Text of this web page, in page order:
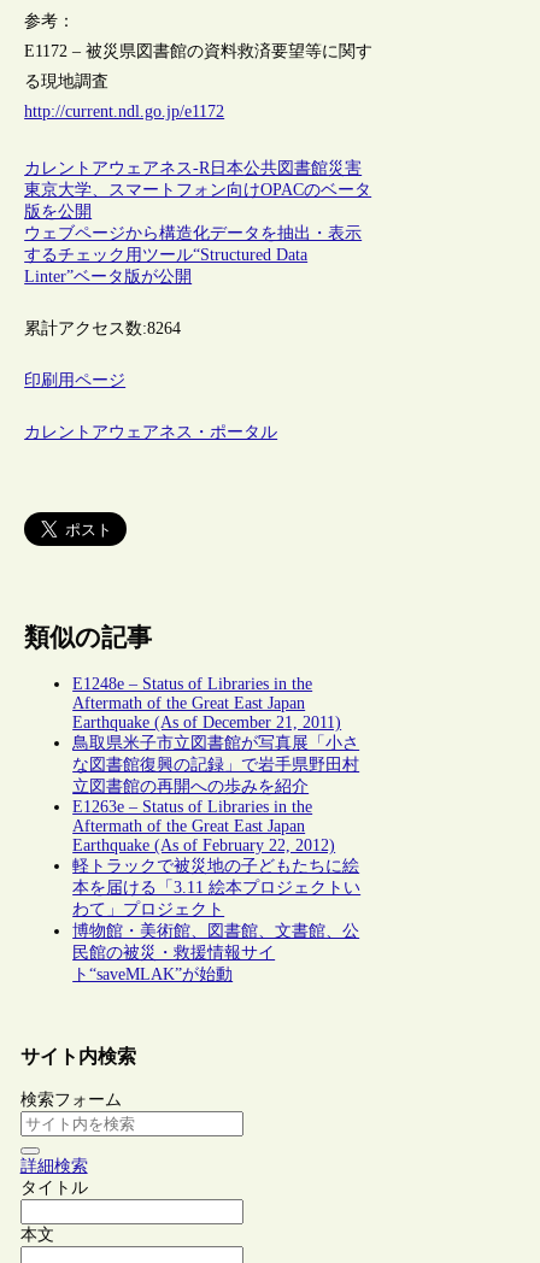
参考：
E1172 – 被災県図書館の資料救済要望等に関す
る現地調査
http://current.ndl.go.jp/e1172
カレントアウェアネス-R 日本公共図書館災害
東京大学、スマートフォン向けOPACのベータ
版を公開
ウェブページから構造化データを抽出・表示
するチェック用ツール“Structured Data
Linter”ベータ版が公開
累計アクセス数:8264
印刷用ページ
カレントアウェアネス・ポータル
類似の記事
E1248e – Status of Libraries in the
Aftermath of the Great East Japan
Earthquake (As of December 21, 2011)
鳥取県米子市立図書館が写真展「小さ
な図書館復興の記録」で岩手県野田村
立図書館の再開への歩みを紹介
E1263e – Status of Libraries in the
Aftermath of the Great East Japan
Earthquake (As of February 22, 2012)
軽トラックで被災地の子どもたちに絵
本を届ける「3.11 絵本プロジェクトい
わて」プロジェクト
博物館・美術館、図書館、文書館、公
民館の被災・救援情報サイ
ト“saveMLAK”が始動
サイト内検索
検索フォーム
詳細検索
タイトル
本文